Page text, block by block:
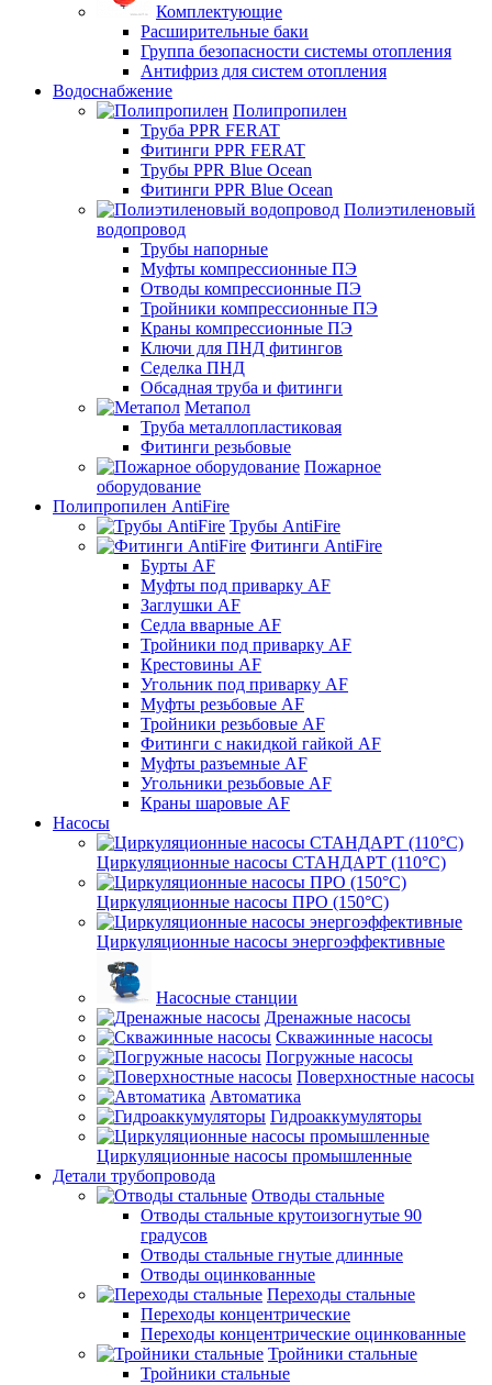
Комплектующие
Расширительные баки
Группа безопасности системы отопления
Антифриз для систем отопления
Водоснабжение
Полипропилен
Труба PPR FERAT
Фитинги PPR FERAT
Трубы PPR Blue Ocean
Фитинги PPR Blue Ocean
Полиэтиленовый
водопровод
Трубы напорные
Муфты компрессионные ПЭ
Отводы компрессионные ПЭ
Тройники компрессионные ПЭ
Краны компрессионные ПЭ
Ключи для ПНД фитингов
Седелка ПНД
Обсадная труба и фитинги
Метапол
Труба металлопластиковая
Фитинги резьбовые
Пожарное
оборудование
Полипропилен AntiFire
Трубы AntiFire
Фитинги AntiFire
Бурты AF
Муфты под приварку AF
Заглушки AF
Седла вварные AF
Тройники под приварку AF
Крестовины AF
Угольник под приварку AF
Муфты резьбовые AF
Тройники резьбовые AF
Фитинги с накидкой гайкой AF
Муфты разъемные AF
Угольники резьбовые AF
Краны шаровые AF
Насосы
Циркуляционные насосы СТАНДАРТ (110°C)
Циркуляционные насосы ПРО (150°C)
Циркуляционные насосы энергоэффективные
Насосные станции
Дренажные насосы
Скважинные насосы
Погружные насосы
Поверхностные насосы
Автоматика
Гидроаккумуляторы
Циркуляционные насосы промышленные
Детали трубопровода
Отводы стальные
Отводы стальные крутоизогнутые 90
градусов
Отводы стальные гнутые длинные
Отводы оцинкованные
Переходы стальные
Переходы концентрические
Переходы концентрические оцинкованные
Тройники стальные
Тройники стальные